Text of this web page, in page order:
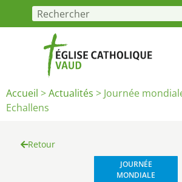
Accueil >Actualités > Journée
Echallens
Retour
JOURNÉE
MONDIALE